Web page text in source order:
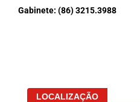
Gabinete: (86) 3215.3988
LOCALIZAÇÃO